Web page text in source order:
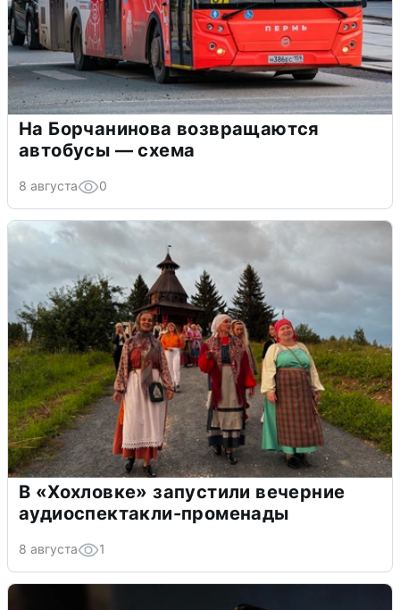
На Борчанинова возвращаются
автобусы — схема
8 августа 0
В «Хохловке» запустили вечерние
аудиоспектакли-променады
8 августа 1